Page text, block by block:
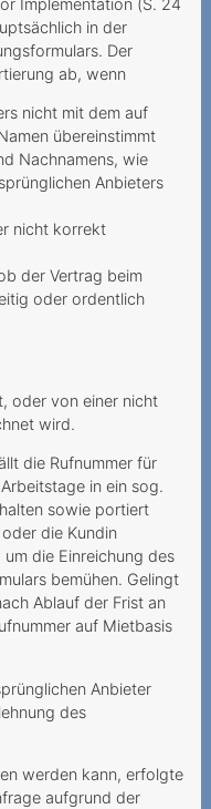
in der
Der
ab, wenn
nicht mit dem auf
übereinstimmt
Nachnamens, wie
Anbieters
nicht korrekt
der Vertrag beim
oder ordentlich
oder von einer nicht
wird.
die Rufnummer für
in ein sog.
sowie portiert
die Kundin
die Einreichung des
bemühen. Gelingt
Ablauf der Frist an
auf Mietbasis
Anbieter
des
werden kann, erfolgte
aufgrund der
indesiderata di
aggiunto
aggiunto
portabilita non
Zustellung von
persistant
als
Kosten fur
der Kosten
Anmeldung